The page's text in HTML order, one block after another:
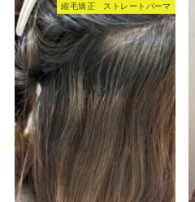
縮毛矯正 ストレートパーマ